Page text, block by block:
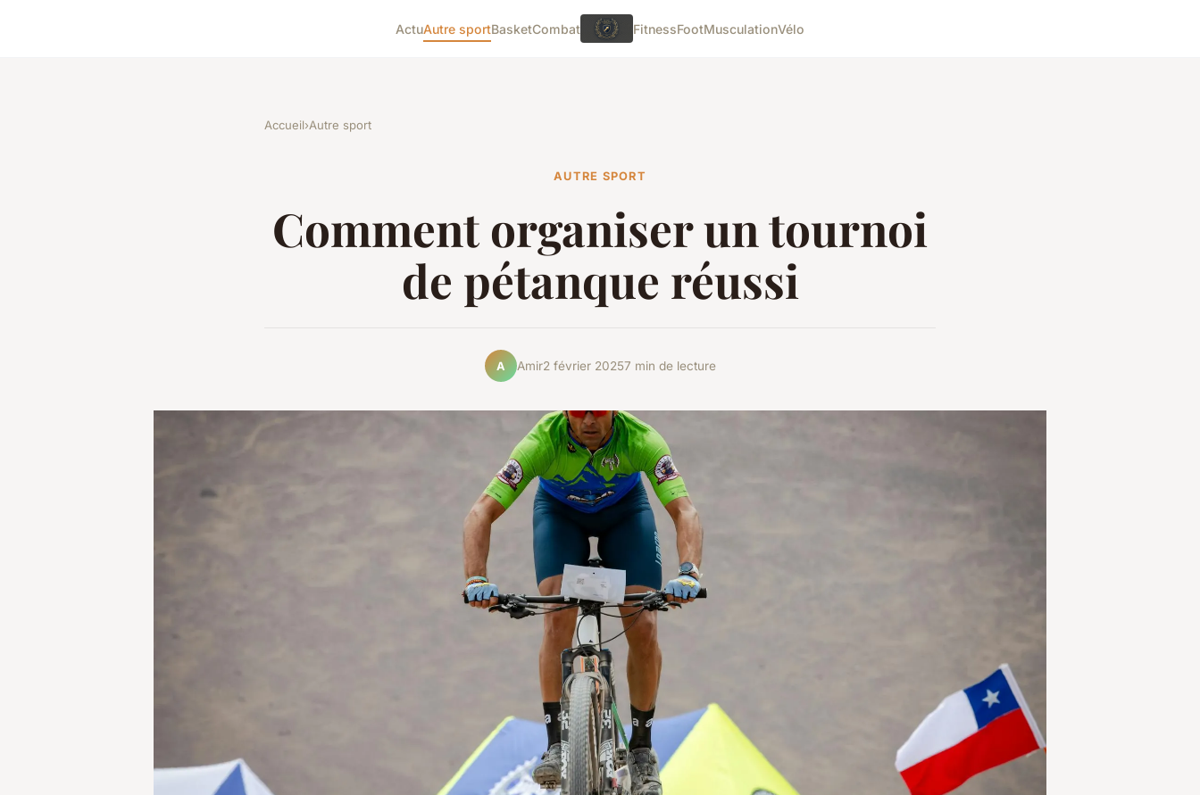
ActuAutre sportBasketCombat FitnessFootMusculationVélo
Accueil›Autre sport
AUTRE SPORT
Comment organiser un tournoi
de pétanque réussi
A Amir2 février 20257 min de lecture